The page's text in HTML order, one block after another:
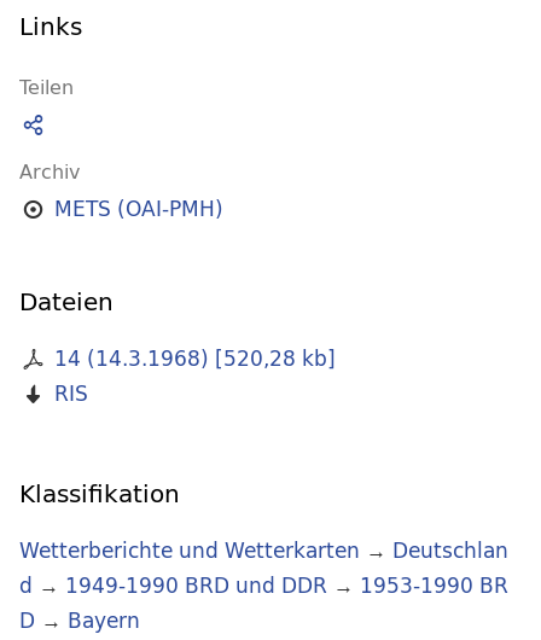
Links
Teilen
Archiv
METS (OAI-PMH)
Dateien
14 (14.3.1968) [520,28 kb]
RIS
Klassifikation
Wetterberichte und Wetterkarten → Deutschlan
d → 1949-1990 BRD und DDR → 1953-1990 BR
D → Bayern